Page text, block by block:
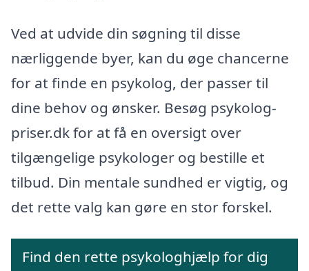
Ved at udvide din søgning til disse
nærliggende byer, kan du øge chancerne
for at finde en psykolog, der passer til
dine behov og ønsker. Besøg psykolog-
priser.dk for at få en oversigt over
tilgængelige psykologer og bestille et
tilbud. Din mentale sundhed er vigtig, og
det rette valg kan gøre en stor forskel.
Find den rette psykologhjælp for dig